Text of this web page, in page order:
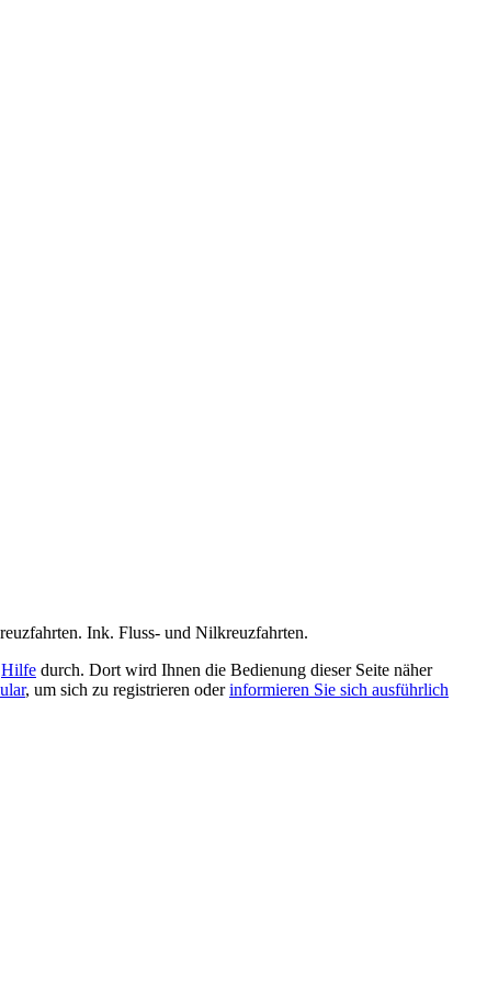
Ink. Fluss- und Nilkreuzfahrten.
Hilfe durch. Dort wird Ihnen die Bedienung dieser Seite näher
, um sich zu registrieren oderinformieren Sie sich ausführlich